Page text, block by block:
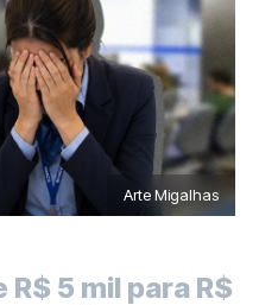
Arte Migalhas
5 mil para R$